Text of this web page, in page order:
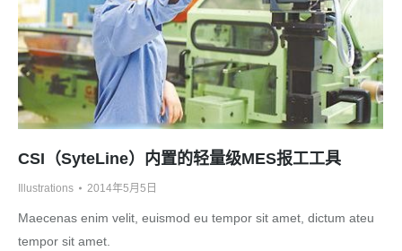
CSI（SyteLine）内置的轻量级MES报工工具
Illustrations 2014年5月5日
Maecenas enim velit, euismod eu tempor sit amet, dictum ateu
tempor sit amet.